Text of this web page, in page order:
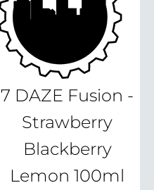
7 DAZE Fusion -
Strawberry
Blackberry
Lemon 100ml